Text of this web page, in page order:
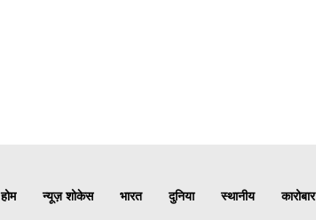
होम न्यूज़ शोकेस भारत दुनिया स्थानीय कारोबार